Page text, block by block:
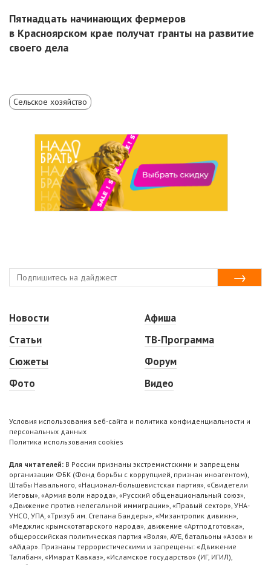
Пятнадцать начинающих фермеров
в Красноярском крае получат гранты на развитие
своего дела
Сельское хозяйство
Новости
Статьи
Сюжеты
Фото
Афиша
ТВ-Программа
Форум
Видео
Условия использования веб-сайта и политика конфиденциальности и
персональных данных
Политика использования cookies
Для читателей: В России признаны экстремистскими и запрещены
организации ФБК (Фонд борьбы с коррупцией, признан иноагентом),
Штабы Навального, «Национал-большевистская партия», «Свидетели
Иеговы», «Армия воли народа», «Русский общенациональный союз»,
«Движение против нелегальной иммиграции», «Правый сектор», УНА-
УНСО, УПА, «Тризуб им. Степана Бандеры», «Мизантропик дивижн»,
«Меджлис крымскотатарского народа», движение «Артподготовка»,
общероссийская политическая партия «Воля», АУЕ, батальоны «Азов» и
«Айдар». Признаны террористическими и запрещены: «Движение
Талибан», «Имарат Кавказ», «Исламское государство» (ИГ, ИГИЛ),